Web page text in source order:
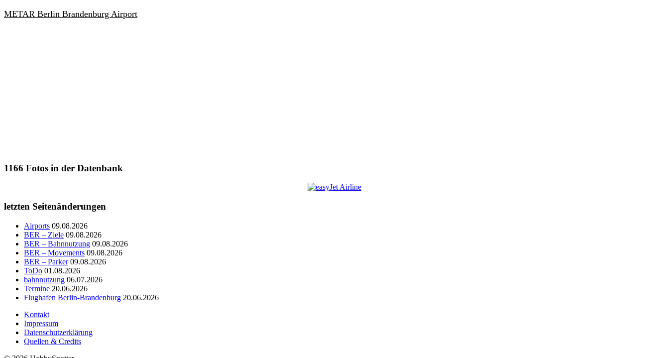
METAR Berlin Brandenburg Airport
1166 Fotos in der Datenbank
letzten Seitenänderungen
Airports 09.08.2026
BER – Ziele 09.08.2026
BER – Bahnnutzung 09.08.2026
BER – Movements 09.08.2026
BER – Parker 09.08.2026
ToDo 01.08.2026
bahnnutzung 06.07.2026
Termine 20.06.2026
Flughafen Berlin-Brandenburg 20.06.2026
Kontakt
Impressum
Datenschutzerklärung
Quellen & Credits